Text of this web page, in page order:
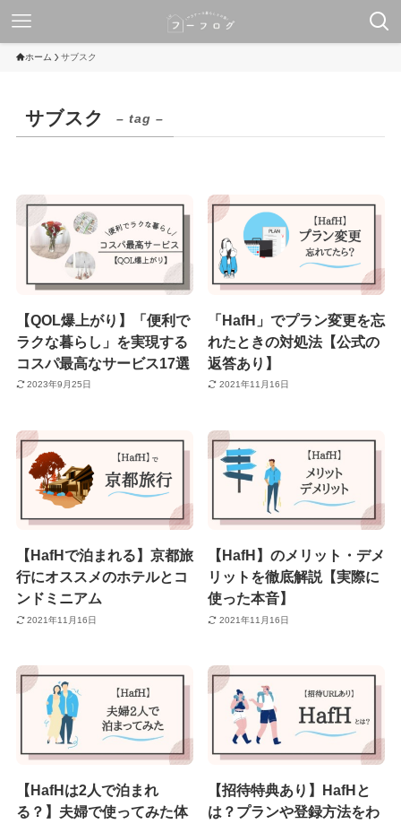
ホーム サブスク
サブスク – tag –
【QOL爆上がり】「便利で
ラクな暮らし」を実現する
コスパ最高なサービス17選
2023年9月25日
「HafH」でプラン変更を忘
れたときの対処法【公式の
返答あり】
2021年11月16日
【HafHで泊まれる】京都旅
行にオススメのホテルとコ
ンドミニアム
2021年11月16日
【HafH】のメリット・デメ
リットを徹底解説【実際に
使った本音】
2021年11月16日
【HafHは2人で泊まれ
る？】夫婦で使ってみた体
【招待特典あり】HafHと
は？プランや登録方法をわ